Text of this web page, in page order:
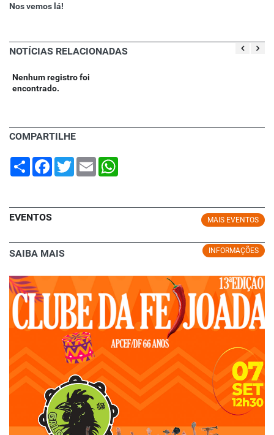
Nos vemos lá!
NOTÍCIAS RELACIONADAS
Nenhum registro foi
encontrado.
COMPARTILHE
Share Facebook
TwitterEmail
MAIS EVENTOS
EVENTOS
INFORMAÇÕES
SAIBA MAIS